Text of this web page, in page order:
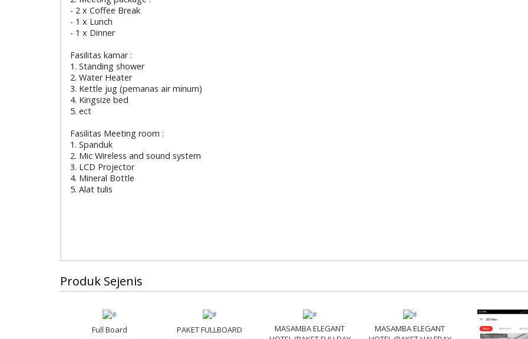
- 2 x Coffee Break
- 1 x Lunch
- 1 x Dinner
Fasilitas kamar :
1. Standing shower
2. Water Heater
3. Kettle jug (pemanas air minum)
4. Kingsize bed
5. ect
Fasilitas Meeting room :
1. Spanduk
2. Mic Wireless and sound system
3. LCD Projector
4. Mineral Bottle
5. Alat tulis
Produk Sejenis
Full Board
PAKET FULLBOARD
MASAMBA ELEGANT
MASAMBA ELEGANT